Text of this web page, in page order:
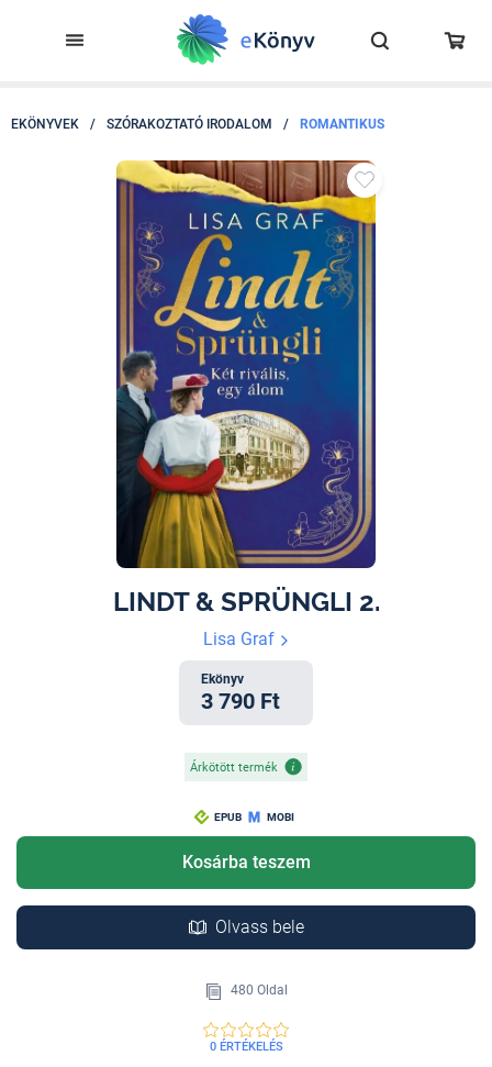
EKÖNYVEK / SZÓRAKOZTATÓ IRODALOM / ROMANTIKUS
LINDT & SPRÜNGLI 2.
Lisa Graf
Ekönyv
3 790 Ft
Árkötött termék
EPUB MOBI
Kosárba teszem
Olvass bele
480 Oldal
0 ÉRTÉKELÉS